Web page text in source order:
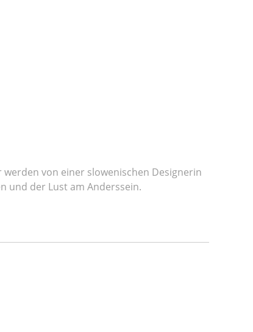
von einer slowenischen Designerin
und der Lust am Anderssein.